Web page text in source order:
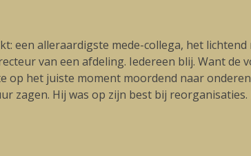
een alleraardigste mede-collega, het
van een afdeling. Iedereen blij. Want de
het juiste moment moordend naar
zagen. Hij was op zijn best bij reorganisaties.